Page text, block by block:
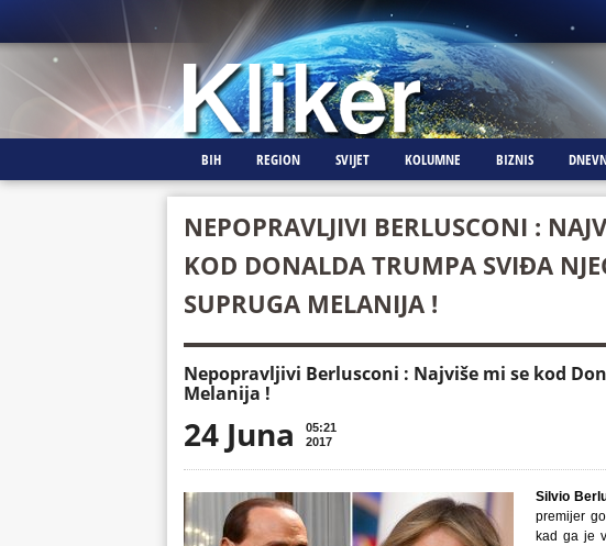
BIH REGION SVIJET KOLUMNE BIZNIS
NEPOPRAVLJIVI BERLUSCONI :
KOD DONALDA TRUMPA SVIĐA
SUPRUGA MELANIJA !
Nepopravljivi Berlusconi : Najviše mi se kod
Melanija !
24 Juna
05:21
2017
Silvio
premijer
kad ga je